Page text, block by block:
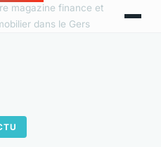
magazine finance et
dans le Gers